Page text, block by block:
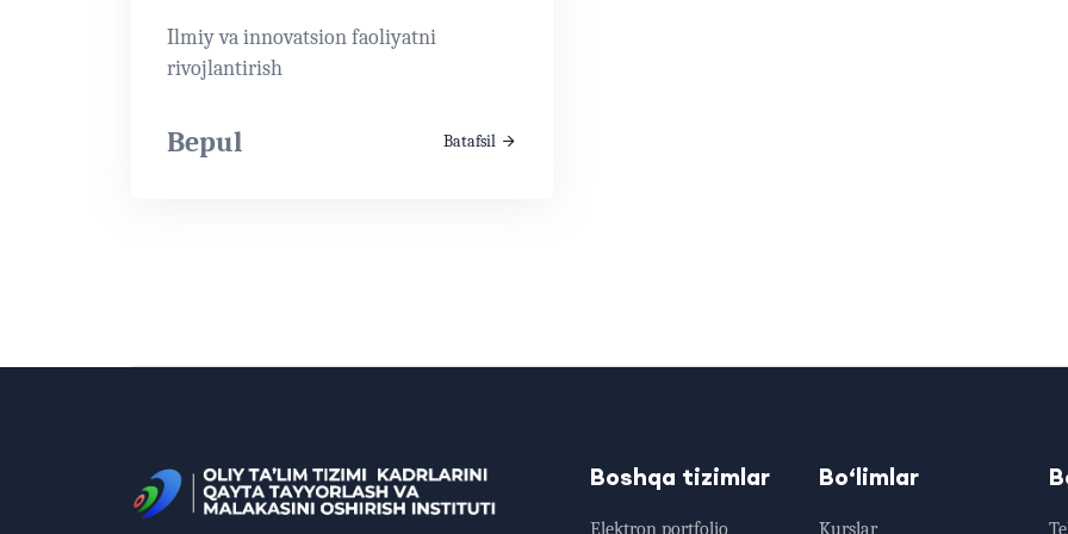
Ilmiy va innovatsion faoliyatni
rivojlantirish
Bepul Batafsil
Boshqa tizimlar
Elektron portfolio
Bo‘limlar
Kurslar